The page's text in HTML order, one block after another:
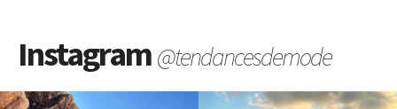
Instagram@tendancesdemode